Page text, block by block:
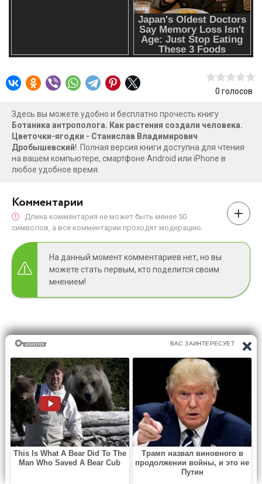
Она будет интересна не только биологам и антропологам,
но и всем, кто хочет увидеть в привычной флоре – от
лютиков до дурианов – увлекательную летопись
взаимного влияния природы и человека.В формате PDF A4
0 голосов
Здесь вы можете удобно и бесплатно прочесть книгу
Ботаника антрополога. Как растения создали человека.
Цветочки-ягодки - Станислав Владимирович
Дробышевский!. Полная версия книги доступна для чтения
на вашем компьютере, смартфоне Android или iPhone в
любое удобное время.
Комментарии
Длина комментария не может быть менее 50
символов, а все комментарии проходят модерацию.
На данный момент комментариев нет, но вы
можете стать первым, кто поделится своим
мнением!